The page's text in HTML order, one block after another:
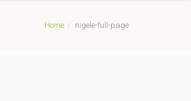
Home nigele-full-page